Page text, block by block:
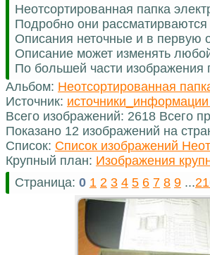
Неотсортированная папка
Подробно они
Описания неточные и в первую
Описание может изменять
По большей части изображения
Альбом: Неотсортированная
Источник:
Всего изображений: 2618 Всего
Показано 12 изображений на
Список: Список изображений
Крупный план: Изображения
Страница: 0 1 2 3 4 5 6 7 8 9 ...